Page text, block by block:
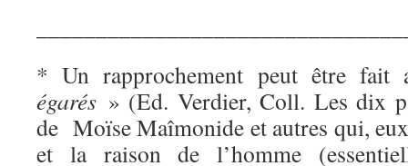
* Un rapprochement peut être
égarés » (Ed. Verdier, Coll. Les dix
de Moïse Maîmonide et autres qui,
et la raison de l’homme